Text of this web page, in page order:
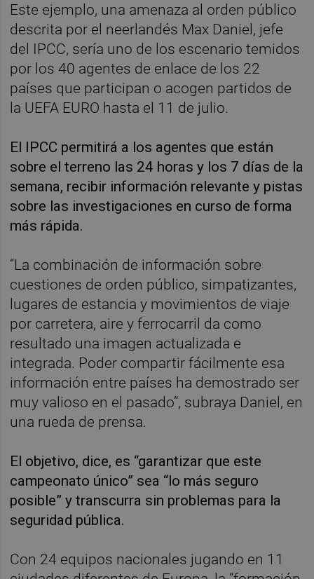
Este ejemplo, una amenaza al orden público
descrita por el neerlandés Max Daniel, jefe
del IPCC, sería uno de los escenario temidos
por los 40 agentes de enlace de los 22
países que participan o acogen partidos de
la UEFA EURO hasta el 11 de julio.
El IPCC permitirá a los agentes que están
sobre el terreno las 24 horas y los 7 días de la
semana, recibir información relevante y pistas
sobre las investigaciones en curso de forma
más rápida.
“La combinación de información sobre
cuestiones de orden público, simpatizantes,
lugares de estancia y movimientos de viaje
por carretera, aire y ferrocarril da como
resultado una imagen actualizada e
integrada. Poder compartir fácilmente esa
información entre países ha demostrado ser
muy valioso en el pasado”, subraya Daniel, en
una rueda de prensa.
El objetivo, dice, es “garantizar que este
campeonato único” sea “lo más seguro
posible” y transcurra sin problemas para la
seguridad pública.
Con 24 equipos nacionales jugando en 11